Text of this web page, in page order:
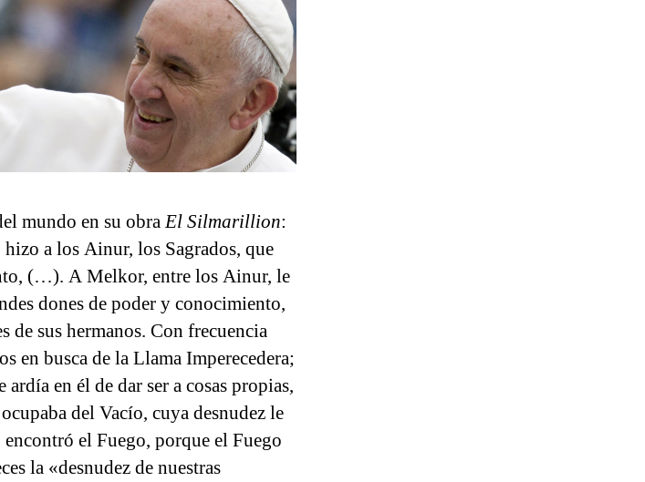
mundo en su obraEl Silmarillion:
a los Ainur, los Sagrados, que
(…). A Melkor, entre los Ainur, le
dones de poder y conocimiento,
de sus hermanos. Con frecuencia
en busca de la Llama Imperecedera;
en él de dar ser a cosas propias,
del Vacío, cuya desnudez le
el Fuego, porque el Fuego
la «desnudez de nuestras